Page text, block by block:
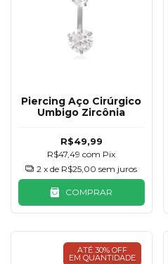
Piercing Aço Cirúrgico
Umbigo Zircônia
R$49,99
R$47,49com Pix
2 x de R$25,00 sem juros
COMPRAR
ATÉ 30% OFF
EM QUANTIDADE